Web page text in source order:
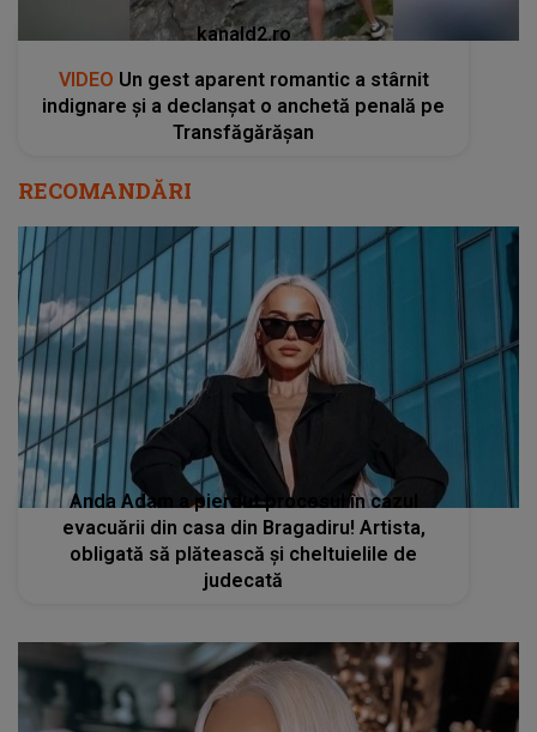
kanald2.ro
VIDEO Un gest aparent romantic a stârnit
indignare și a declanșat o anchetă penală pe
Transfăgărășan
RECOMANDĂRI
Anda Adam a pierdut procesul în cazul
evacuării din casa din Bragadiru! Artista,
obligată să plătească și cheltuielile de
judecată